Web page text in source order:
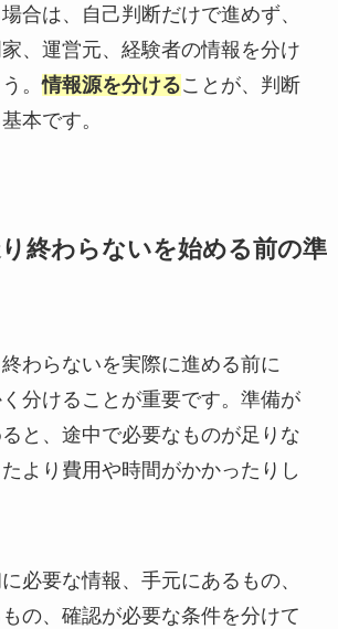
合は、自己判断だけで進めず、
、運営元、経験者の情報を分け
。情報源を分けることが、判断
本です。
終わらないを始める前の準
わらないを実際に進める前に
分けることが重要です。準備が
と、途中で必要なものが足りな
より費用や時間がかかったりし
必要な情報、手元にあるもの、
の、確認が必要な条件を分けて